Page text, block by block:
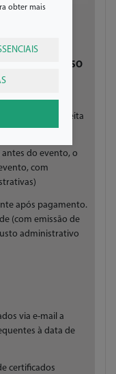
E REEMBOLSO
do evento.
(apenas se aceita
antes do evento, o
com
após pagamento.
(com emissão de
administrativo
via e-mail a
à data de
certificados
obter mais